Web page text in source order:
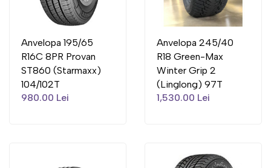
Anvelopa 195/65
R16C 8PR Provan
ST860 (Starmaxx)
104/102T
980.00 Lei
Anvelopa 245/40
R18 Green-Max
Winter Grip 2
(Linglong) 97T
1,530.00 Lei